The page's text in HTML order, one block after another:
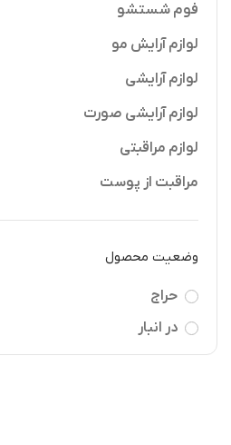
فوم شستشو
لوازم آرایش مو
لوازم آرایشی
لوازم آرایشی صورت
لوازم مراقبتی
مراقبت از پوست
وضعیت محصول
حراج
در انبار